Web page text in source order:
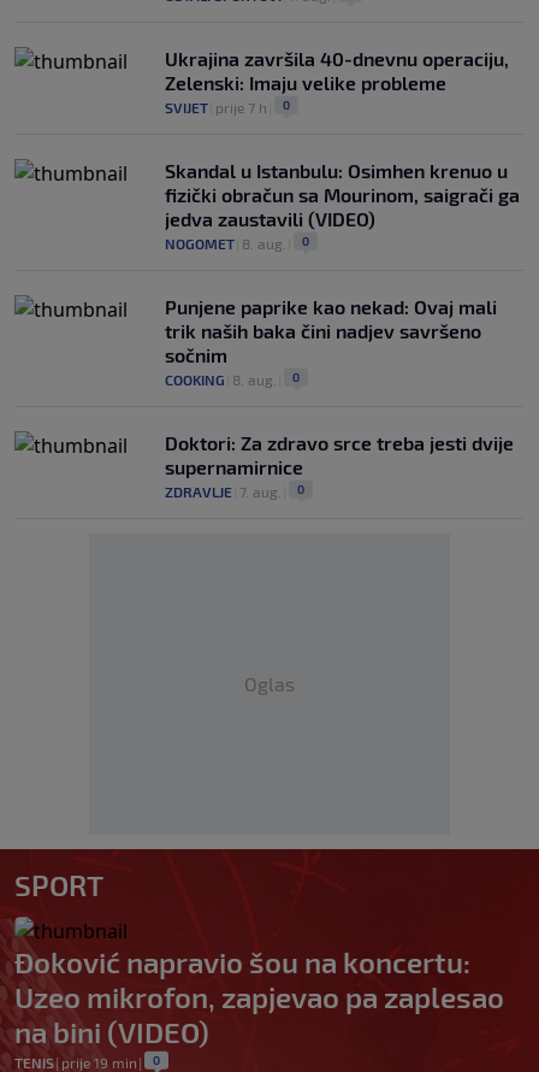
Ukrajina završila 40-dnevnu operaciju,
Zelenski: Imaju velike probleme
SVIJET prije 7 h 0
Skandal u Istanbulu: Osimhen krenuo u
fizički obračun sa Mourinom, saigrači ga
jedva zaustavili (VIDEO)
NOGOMET 8. aug. 0
Punjene paprike kao nekad: Ovaj mali
trik naših baka čini nadjev savršeno
sočnim
COOKING 8. aug. 0
Doktori: Za zdravo srce treba jesti dvije
supernamirnice
ZDRAVLJE 7. aug. 0
Oglas
SPORT
Đoković napravio šou na koncertu:
Uzeo mikrofon, zapjevao pa zaplesao
na bini (VIDEO)
TENIS| prije 19 min | 0